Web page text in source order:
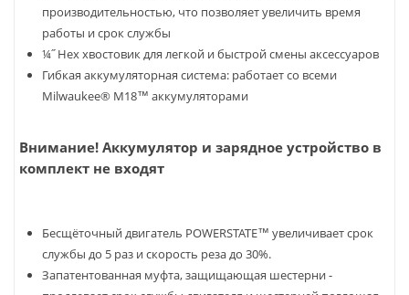
производительностью, что позволяет увеличить время
работы и срок службы
¼˝ Hex хвостовик для легкой и быстрой смены аксессуаров
Гибкая аккумуляторная система: работает со всеми
Milwaukee® M18™ аккумуляторами
Внимание! Аккумулятор и зарядное устройство в
комплект не входят
Бесщёточный двигатель POWERSTATE™ увеличивает срок
службы до 5 раз и скорость реза до 30%.
Запатентованная муфта, защищающая шестерни -